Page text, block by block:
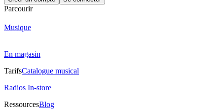
Parcourir
Musique
En magasin
TarifsCatalogue musical
Radios In-store
RessourcesBlog